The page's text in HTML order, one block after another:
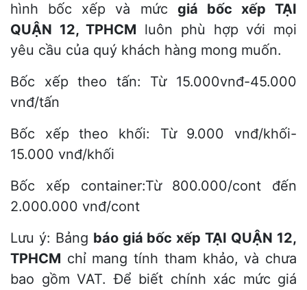
hình bốc xếp và mức giá bốc xếp TẠI
QUẬN 12, TPHCM luôn phù hợp với mọi
yêu cầu của quý khách hàng mong muốn.
Bốc xếp theo tấn: Từ 15.000vnđ-45.000
vnđ/tấn
Bốc xếp theo khối: Từ 9.000 vnđ/khối-
15.000 vnđ/khối
Bốc xếp container:Từ 800.000/cont đến
2.000.000 vnđ/cont
Lưu ý: Bảng báo giá bốc xếp TẠI QUẬN 12,
TPHCM chỉ mang tính tham khảo, và chưa
bao gồm VAT. Để biết chính xác mức giá